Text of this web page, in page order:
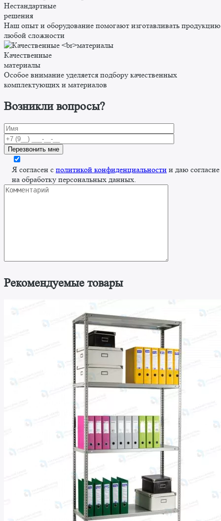
Нестандартные
решения
Наш опыт и оборудование помогают изготавливать продукцию
любой сложности
Качественные
материалы
Особое внимание уделяется подбору качественных
комплектующих и материалов
Возникли вопросы?
Я согласен с политикой конфиденциальности и даю согласие
на обработку персональных данных.
Рекомендуемые товары